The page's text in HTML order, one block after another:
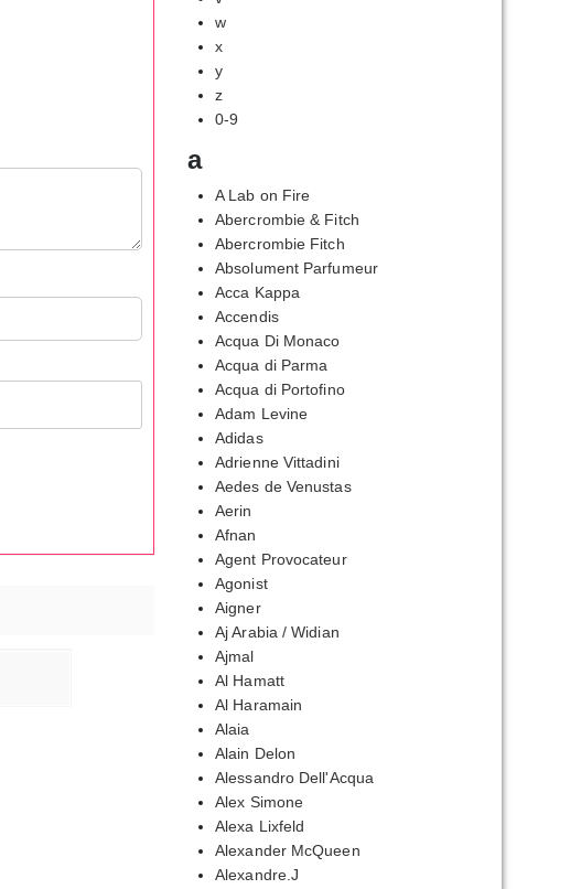
w
x
y
z
0-9
a
A Lab on Fire
Abercrombie & Fitch
Abercrombie Fitch
Absolument Parfumeur
Acca Kappa
Accendis
Acqua Di Monaco
Acqua di Parma
Acqua di Portofino
Adam Levine
Adidas
Adrienne Vittadini
Aedes de Venustas
Aerin
Afnan
Agent Provocateur
Agonist
Aigner
Aj Arabia / Widian
Ajmal
Al Hamatt
Al Haramain
Alaia
Alain Delon
Alessandro Dell'Acqua
Alex Simone
Alexa Lixfeld
Alexander McQueen
Alexandre.J